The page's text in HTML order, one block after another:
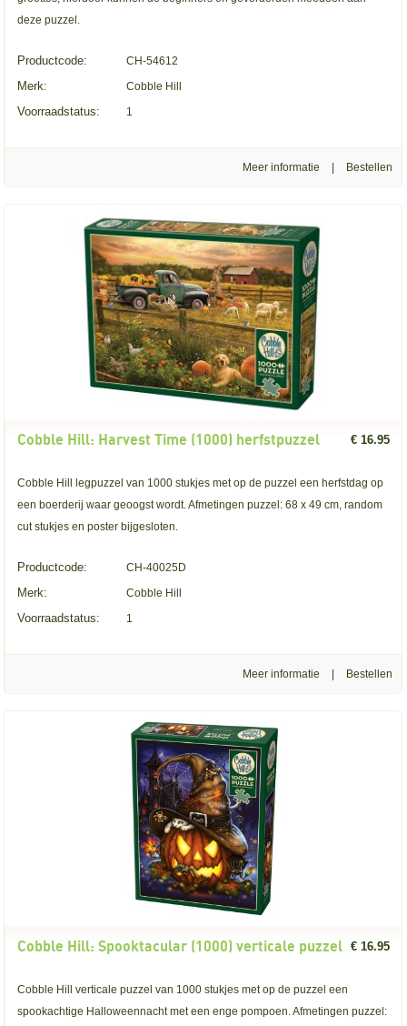
deze puzzel.
Productcode: CH-54612
Merk: Cobble Hill
Voorraadstatus: 1
Meer informatie
Cobble Hill: Harvest Time (1000) herfstpuzzel € 16.95
Cobble Hill legpuzzel van 1000 stukjes met op de puzzel een herfstdag op
een boerderij waar geoogst wordt. Afmetingen puzzel: 68 x 49 cm, random
cut stukjes en poster bijgesloten.
Productcode: CH-40025D
Merk: Cobble Hill
Voorraadstatus: 1
Meer informatie
Cobble Hill: Spooktacular (1000) verticale puzzel € 16.95
Cobble Hill verticale puzzel van 1000 stukjes met op de puzzel een
spookachtige Halloweennacht met een enge pompoen. Afmetingen puzzel: